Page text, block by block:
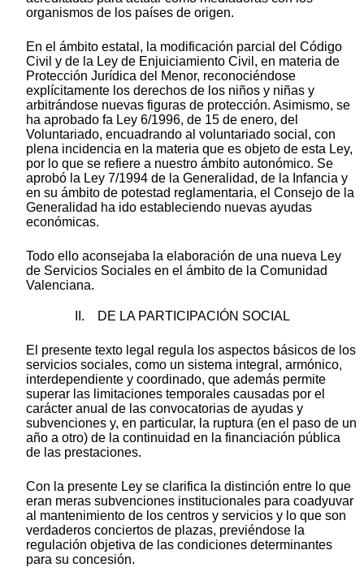
organismos de los países de origen.
En el ámbito estatal, la modificación parcial del Código
Civil y de la Ley de Enjuiciamiento Civil, en materia de
Protección Jurídica del Menor, reconociéndose
explícitamente los derechos de los niños y niñas y
arbitrándose nuevas figuras de protección. Asimismo, se
ha aprobado fa Ley 6/1996, de 15 de enero, del
Voluntariado, encuadrando al voluntariado social, con
plena incidencia en la materia que es objeto de esta Ley,
por lo que se refiere a nuestro ámbito autonómico. Se
aprobó la Ley 7/1994 de la Generalidad, de la Infancia y
en su ámbito de potestad reglamentaria, el Consejo de la
Generalidad ha ido estableciendo nuevas ayudas
económicas.
Todo ello aconsejaba la elaboración de una nueva Ley
de Servicios Sociales en el ámbito de la Comunidad
Valenciana.
II. DE LA PARTICIPACIÓN SOCIAL
El presente texto legal regula los aspectos básicos de los
servicios sociales, como un sistema integral, armónico,
interdependiente y coordinado, que además permite
superar las limitaciones temporales causadas por el
carácter anual de las convocatorias de ayudas y
subvenciones y, en particular, la ruptura (en el paso de un
año a otro) de la continuidad en la financiación pública
de las prestaciones.
Con la presente Ley se clarifica la distinción entre lo que
eran meras subvenciones institucionales para coadyuvar
al mantenimiento de los centros y servicios y lo que son
verdaderos conciertos de plazas, previéndose la
regulación objetiva de las condiciones determinantes
para su concesión.